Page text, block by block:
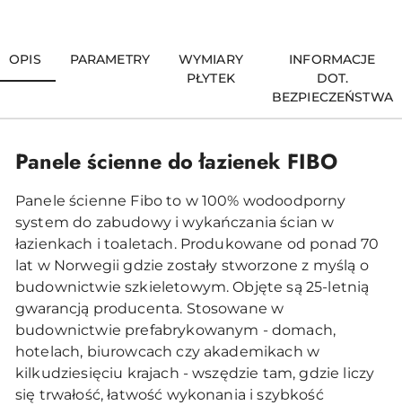
OPIS PARAMETRY
WYMIARY
PŁYTEK
INFORMACJE
DOT.
BEZPIECZEŃSTWA
Panele ścienne do łazienek FIBO
Panele ścienne Fibo to w 100% wodoodporny
system do zabudowy i wykańczania ścian w
łazienkach i toaletach. Produkowane od ponad 70
lat w Norwegii gdzie zostały stworzone z myślą o
budownictwie szkieletowym. Objęte są 25-letnią
gwarancją producenta. Stosowane w
budownictwie prefabrykowanym - domach,
hotelach, biurowcach czy akademikach w
kilkudziesięciu krajach - wszędzie tam, gdzie liczy
się trwałość, łatwość wykonania i szybkość